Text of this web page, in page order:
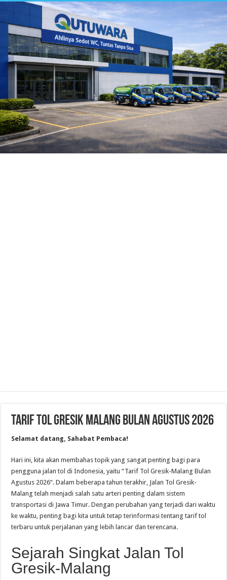
Tarif Tol Gresik Malang Bulan Agustus 2026
Selamat datang, Sahabat Pembaca!
Hari ini, kita akan membahas topik yang sangat penting bagi para
pengguna jalan tol di Indonesia, yaitu “Tarif Tol Gresik-Malang Bulan
Agustus 2026“. Dalam beberapa tahun terakhir, Jalan Tol Gresik-
Malang telah menjadi salah satu arteri penting dalam sistem
transportasi di Jawa Timur. Dengan perubahan yang terjadi dari waktu
ke waktu, penting bagi kita untuk tetap terinformasi tentang tarif tol
terbaru untuk perjalanan yang lebih lancar dan terencana.
Sejarah Singkat Jalan Tol
Gresik-Malang